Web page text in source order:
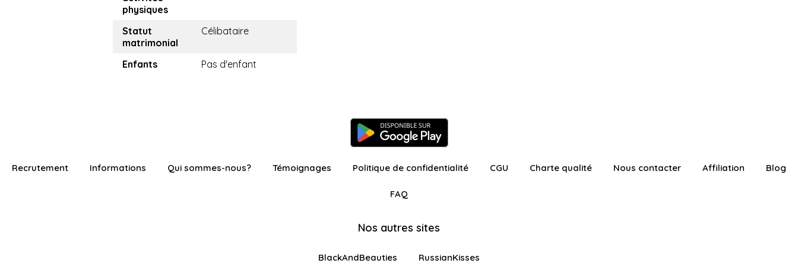
physiques
Statut
matrimonial
Célibataire
Enfants Pas d'enfant
Recrutement Informations Qui sommes-nous? Témoignages Politique de confidentialité CGU Charte qualité Nous contacter Affiliation Blog
FAQ
Nos autres sites
BlackAndBeauties RussianKisses